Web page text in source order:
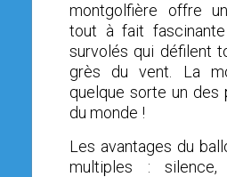
montgolfière offre
tout à fait
survolés qui défilent
grès du vent. La
quelque sorte un des
du monde !
Les avantages du
multiples : silence,